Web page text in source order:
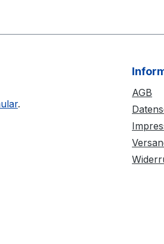
.
AGB